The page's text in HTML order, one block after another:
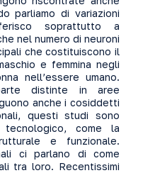
parliamo di variazioni
soprattutto a
nel numero di neuroni
che costituiscono il
e femmina negli
nell’essere umano.
distinte in aree
anche i cosiddetti
questi studi sono
come la
e funzionale.
ci parlano di come
tra loro. Recentissimi